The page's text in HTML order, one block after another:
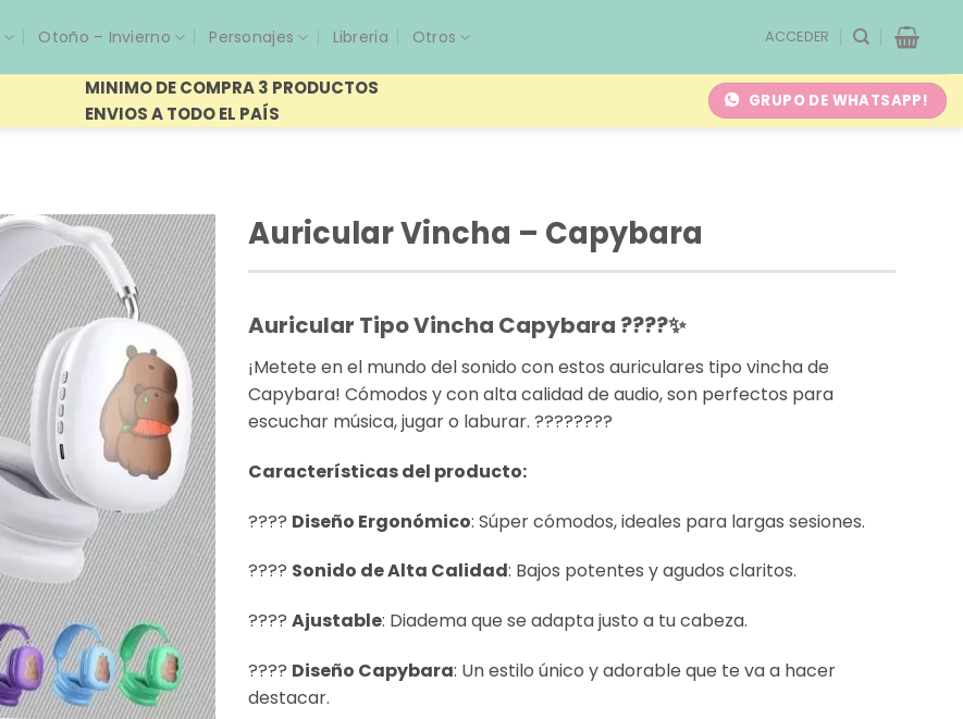
Otoño – Invierno Personajes Libreria Otros ACCEDER
MINIMO DE COMPRA 3 PRODUCTOS
ENVIOS A TODO EL PAÍS
GRUPO DE WHATSAPP!
Auricular Vincha – Capybara
Auricular Tipo Vincha Capybara ????✨
¡Metete en el mundo del sonido con estos auriculares tipo vincha de
Capybara! Cómodos y con alta calidad de audio, son perfectos para
escuchar música, jugar o laburar. ????????
Características del producto:
???? Diseño Ergonómico: Súper cómodos, ideales para largas sesiones.
???? Sonido de Alta Calidad: Bajos potentes y agudos claritos.
???? Ajustable: Diadema que se adapta justo a tu cabeza.
???? Diseño Capybara: Un estilo único y adorable que te va a hacer
destacar.